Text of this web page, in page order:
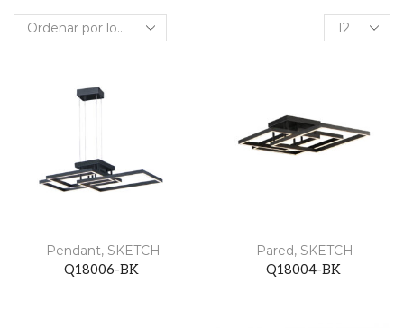
Products
per
Pendant, SKETCH
Q18006-BK
Pared, SKETCH
Q18004-BK